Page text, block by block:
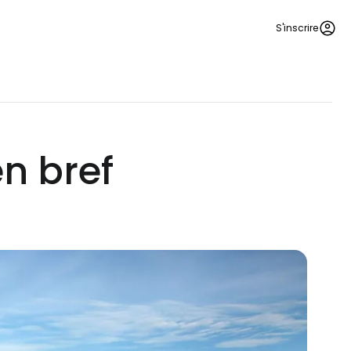
S'inscrire
bref